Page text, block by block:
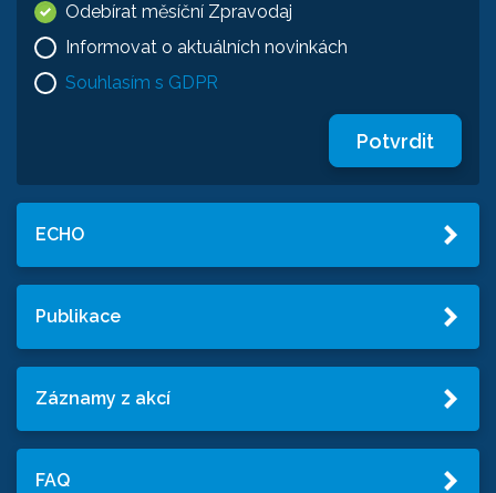
Odebírat měsíční Zpravodaj
Informovat o aktuálních novinkách
Souhlasím s GDPR
Potvrdit
ECHO
Publikace
Záznamy z akcí
FAQ